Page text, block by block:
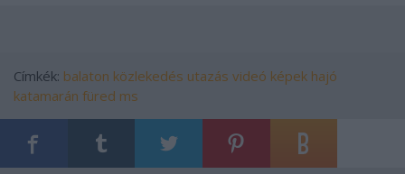
Címkék: balaton közlekedés utazás videó képek hajó
katamarán füred ms